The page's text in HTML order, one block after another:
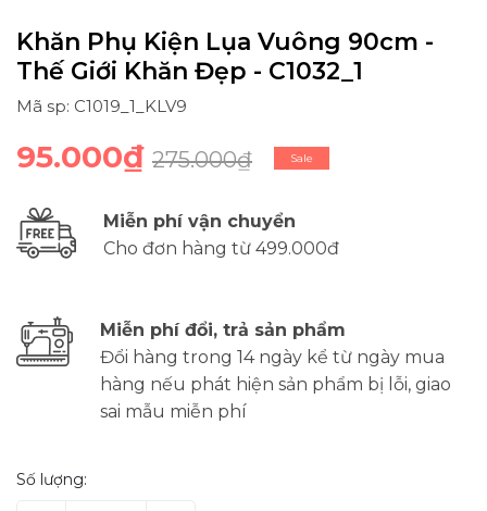
Khăn Phụ Kiện Lụa Vuông 90cm -
Thế Giới Khăn Đẹp - C1032_1
Mã sp: C1019_1_KLV9
95.000₫ 275.000₫ Sale
Miễn phí vận chuyển
Cho đơn hàng từ 499.000đ
Miễn phí đổi, trả sản phẩm
Đổi hàng trong 14 ngày kể từ ngày mua
hàng nếu phát hiện sản phẩm bị lỗi, giao
sai mẫu miễn phí
Số lượng: